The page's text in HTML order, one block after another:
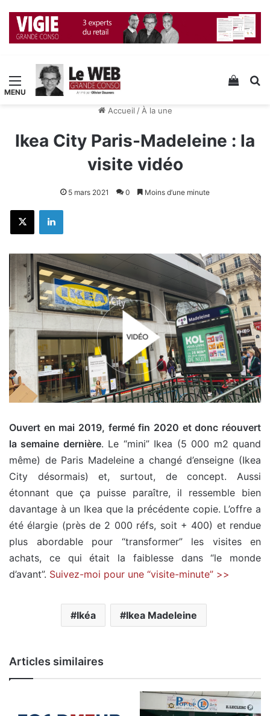
Menu Voir
Accueil / À la une
Ikea City Paris-Madeleine : la
visite vidéo
5 mars 2021 0 Moins d’une minute
X Linkedin
Ouvert en mai 2019, fermé fin 2020 et donc réouvert
la semaine dernière. Le “mini” Ikea (5 000 m2 quand
même) de Paris Madeleine a changé d’enseigne (Ikea
City désormais) et, surtout, de concept. Aussi
étonnant que ça puisse paraître, il ressemble bien
davantage à un Ikea que la précédente copie. L’offre a
été élargie (près de 2 000 réfs, soit + 400) et rendue
plus abordable pour “transformer” les visites en
achats, ce qui était la faiblesse dans “le monde
d’avant”. Suivez-moi pour une “visite-minute” >>
Ikéa Ikea Madeleine
Articles similaires